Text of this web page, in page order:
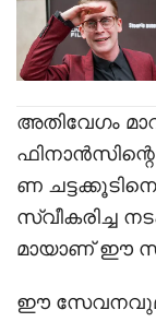
അതിവേഗം
ണ
സ്വീകരിച്ച
മായാണ് ഈ
ഈ